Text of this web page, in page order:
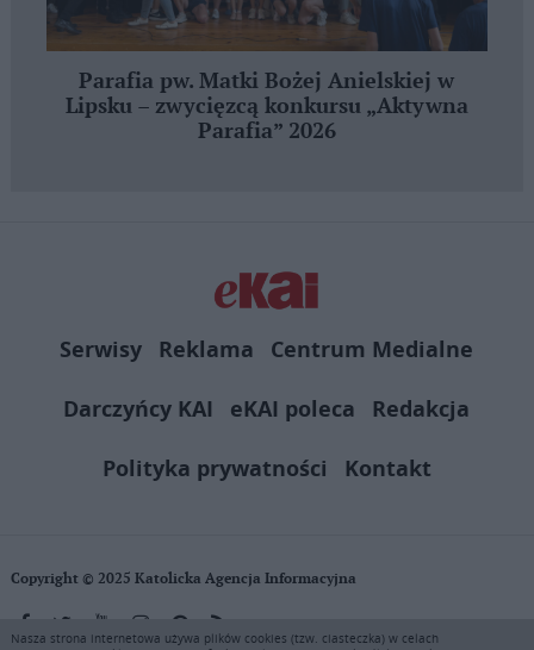
Parafia pw. Matki Bożej Anielskiej w
Lipsku – zwycięzcą konkursu „Aktywna
Parafia” 2026
Serwisy Reklama
Centrum Medialne
Darczyńcy KAI
eKAI poleca
Redakcja
Polityka prywatności
Kontakt
Copyright © 2025 Katolicka Agencja Informacyjna
Nasza strona internetowa używa plików cookies (tzw. ciasteczka) w celach